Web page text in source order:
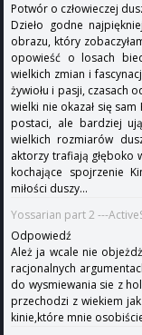
Potwór o człowieczej
Dzieło godne
obrazu, który
opowieść o losach
wielkich zmian i
żywiołu i pasji, czasach
wielki nie okazał się
postaci, ale bardziej
wielkich rozmiarów
aktorzy trafiają głęboko
kochające spojrzenie
miłości duszy...
Yossarian part 2 ---
Odpowiedź
Ależ ja wcale nie
racjonalnych
do wysmiewania sie z
przechodzi z wiekiem
kinie,które mnie